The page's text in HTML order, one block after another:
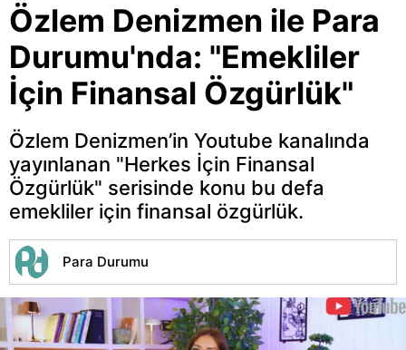
Özlem Denizmen ile Para
Durumu'nda: "Emekliler
İçin Finansal Özgürlük"
Özlem Denizmen’in Youtube kanalında
yayınlanan "Herkes İçin Finansal
Özgürlük" serisinde konu bu defa
emekliler için finansal özgürlük.
Para Durumu